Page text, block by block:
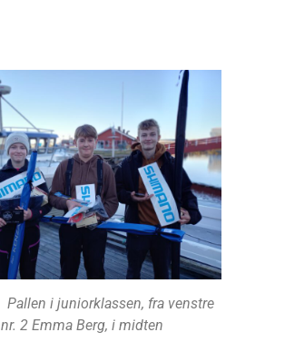
Pallen i juniorklassen, fra venstre
nr. 2 Emma Berg, i midten